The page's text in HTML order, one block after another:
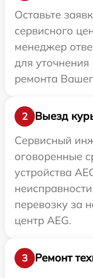
Оставьте
сервисного
менеджер
для
ремонта
2
Выезд
Сервисный
оговоренные
устройства
перевозку за
центр AEG.
3
Ремонт